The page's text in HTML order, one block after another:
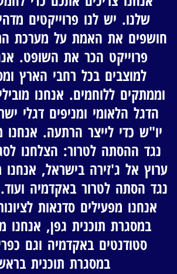
שלנו. יש לנו פרוייקטים
חושפים את האמת על מערכת
פרוייקט הכר את השופט.
למוצבים בכל רחבי הארץ
וממתקים ללוחמים. אנחנו
הדגל הלאומי ומניפים דגלי
יו"ש כדי לייצר הרתעה. אנחנו
נגד ההסתה לטרור: הצלחנו
ערוץ אל ג'זירה בישראל, אנחנו
נגד הסתה לטרור באקדמיה
אנחנו מפעילים סדנאות
במסגרת תוכנית גפן, אנחנו
סטודנטים באקדמיה וגם
במסגרת תוכנית